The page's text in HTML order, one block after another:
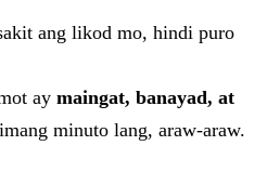
ang likod mo, hindi puro
ay maingat, banayad, at
minuto lang, araw-araw.